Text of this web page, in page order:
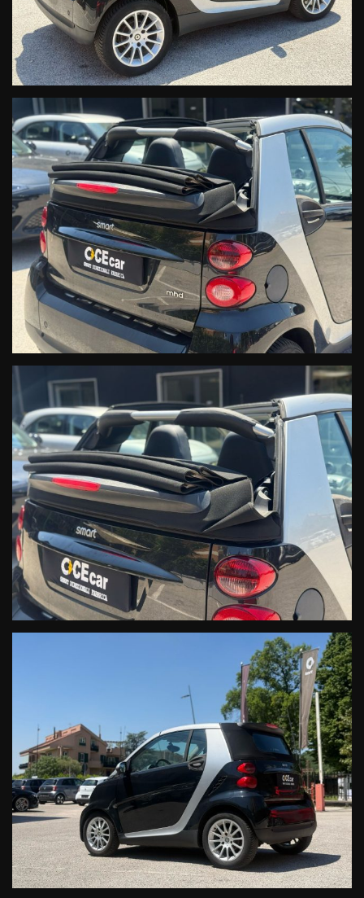
prodotto di vendita soggetto ad importi ed a tariffazione differente,
in base all'anzianietà ed al modello di vettura predefinita.